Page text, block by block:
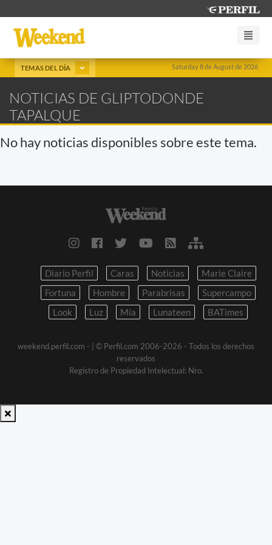
Saturday 8 de August de 2026
TEMAS DEL DÍA
NOTICIAS DE GLIPTODONDE
TAPALQUE
No hay noticias disponibles sobre este tema.
Diario Perfil Caras Noticias
Marie Claire
Fortuna
Hombre Parabrisas
Supercampo
Look
Luz Mia Lunateen BATimes
weekend.perfil.com -
| © Perfil.com 2006-2026 - Todos los derechos
reservados
Registro de Propiedad Intelectual: Nro.